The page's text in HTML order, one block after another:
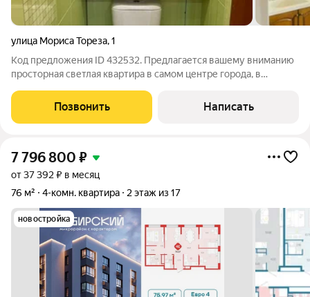
улица Мориса Тореза,1
Код предложения ID 432532. Предлагается вашему вниманию
просторная светлая квартира в самом центре города, в
поликлиника, аптеки, ТЦ "Вояж", "Гудвин", "Калинка" На
первом этаже дома расположен
Позвонить Написать
7 796 800 ₽
от 37 392 ₽ в месяц
76 м²
4-комн. квартира 2 этаж из 17
новостройка